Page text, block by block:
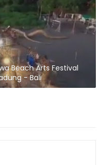
Beach Arts Festival
- Bali